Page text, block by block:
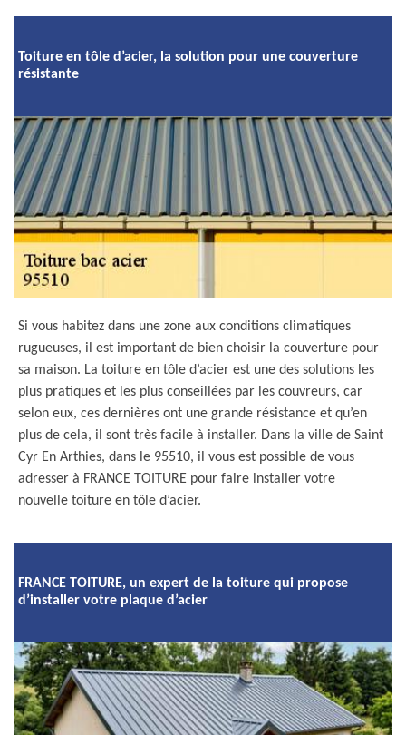
Toiture en tôle d’acier, la solution pour une couverture
résistante
Si vous habitez dans une zone aux conditions climatiques
rugueuses, il est important de bien choisir la couverture pour
sa maison. La toiture en tôle d’acier est une des solutions les
plus pratiques et les plus conseillées par les couvreurs, car
selon eux, ces dernières ont une grande résistance et qu’en
plus de cela, il sont très facile à installer. Dans la ville de Saint
Cyr En Arthies, dans le 95510, il vous est possible de vous
adresser à FRANCE TOITURE pour faire installer votre
nouvelle toiture en tôle d’acier.
FRANCE TOITURE, un expert de la toiture qui propose
d’installer votre plaque d’acier